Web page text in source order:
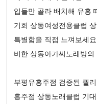
입들만 골라 배치해 유흥
기회 상동여성전용클럽
특별함을 직접 느껴보세
비한 상동아가씨노래방의
부평유흥주점 검증된 퀄
흥주점 상동노래클럽 기